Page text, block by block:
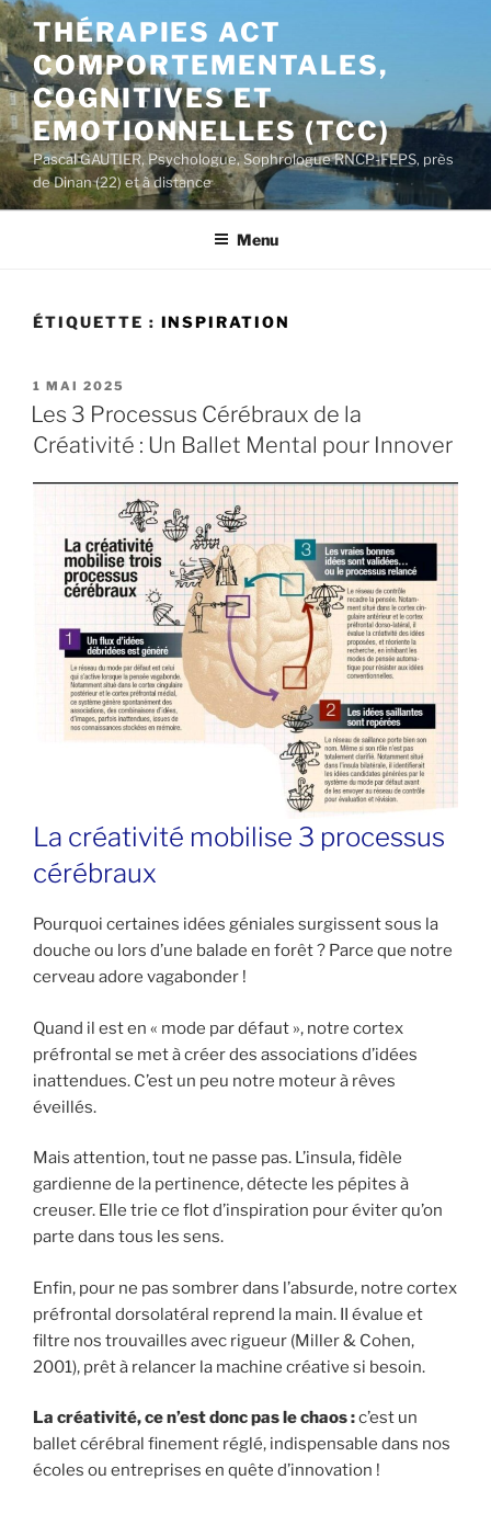
Aller
au
contenu
principal
THÉRAPIES ACT
COMPORTEMENTALES,
COGNITIVES ET
EMOTIONNELLES (TCC)
Pascal GAUTIER, Psychologue, Sophrologue RNCP-FEPS, près
de Dinan (22) et à distance
Menu
ÉTIQUETTE : INSPIRATION
PUBLIÉ
LE
1 MAI 2025
Les 3 Processus Cérébraux de la
Créativité : Un Ballet Mental pour Innover
La créativité mobilise 3 processus
cérébraux
Pourquoi certaines idées géniales surgissent sous la
douche ou lors d’une balade en forêt ? Parce que notre
cerveau adore vagabonder !
Quand il est en « mode par défaut », notre cortex
préfrontal se met à créer des associations d’idées
inattendues. C’est un peu notre moteur à rêves
éveillés.
Mais attention, tout ne passe pas. L’insula, fidèle
gardienne de la pertinence, détecte les pépites à
creuser. Elle trie ce flot d’inspiration pour éviter qu’on
parte dans tous les sens.
Enfin, pour ne pas sombrer dans l’absurde, notre cortex
préfrontal dorsolatéral reprend la main. II évalue et
filtre nos trouvailles avec rigueur (Miller & Cohen,
2001), prêt à relancer la machine créative si besoin.
La créativité, ce n’est donc pas le chaos :c’est un
ballet cérébral finement réglé, indispensable dans nos
écoles ou entreprises en quête d’innovation !